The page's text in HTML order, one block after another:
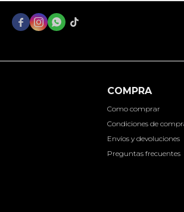
COMPRA
Como comprar
Condiciones de
Envíos y devoluciones
Preguntas frecuentes
   